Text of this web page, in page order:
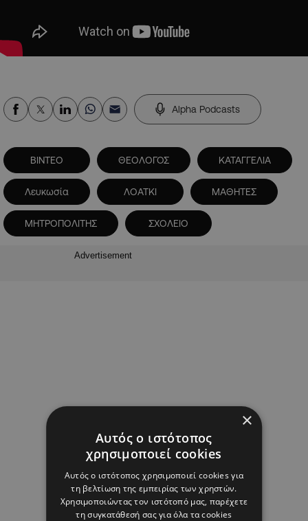
Alpha Podcasts
ΒΙΝΤΕΟ ΘΕΟΛΟΓΟΣ ΚΑΤΑΓΓΕΛΙΑ
Λευκωσία ΛΟΑΤΚΙ ΜΑΘΗΤΕΣ
ΜΗΤΡΟΠΟΛΙΤΗΣ ΣΧΟΛΕΙΟ
Advertisement
×
Αυτός ο ιστότοπος
χρησιμοποιεί cookies
Αυτός ο ιστότοπος χρησιμοποιεί cookies για
τη βελτίωση της εμπειρίας των χρηστών.
Χρησιμοποιώντας τον ιστότοπό μας, παρέχετε
τη συγκατάθεσή σας για όλα τα cookies